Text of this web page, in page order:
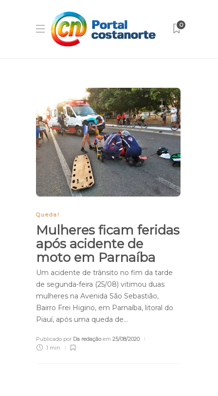
0
Queda!
Mulheres ficam feridas
após acidente de
moto em Parnaíba
Um acidente de trânsito no fim da tarde
de segunda-feira (25/08) vitimou duas
mulheres na Avenida São Sebastião,
Bairro Frei Higino, em Parnaíba, litoral do
Piauí, após uma queda de…
Publicado por Da redaçãoem 25/08/2020
1 min